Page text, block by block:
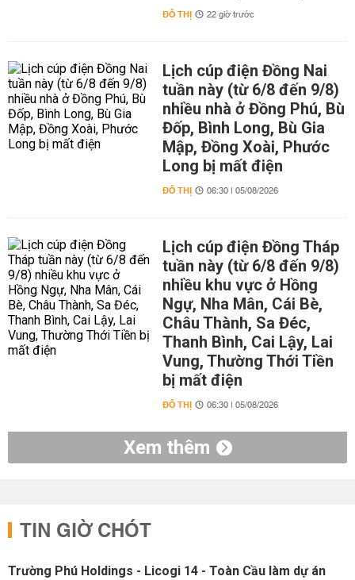
ĐÔ THỊ 22 giờ trước
Lịch cúp điện Đồng Nai
tuần này (từ 6/8 đến 9/8)
nhiều nhà ở Đồng Phú, Bù
Đốp, Bình Long, Bù Gia
Mập, Đồng Xoài, Phước
Long bị mất điện
ĐÔ THỊ 06:30 | 05/08/2026
Lịch cúp điện Đồng Tháp
tuần này (từ 6/8 đến 9/8)
nhiều khu vực ở Hồng
Ngự, Nha Mân, Cái Bè,
Châu Thành, Sa Đéc,
Thanh Bình, Cai Lậy, Lai
Vung, Thường Thới Tiền
bị mất điện
ĐÔ THỊ 06:30 | 05/08/2026
Xem thêm
TIN GIỜ CHÓT
Trường Phú Holdings - Licogi 14 - Toàn Cầu làm dự án